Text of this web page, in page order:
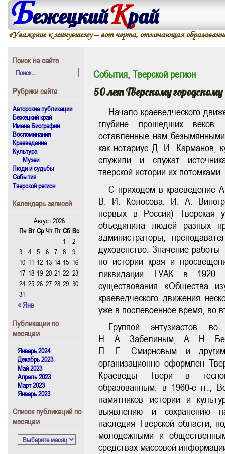
БежецкийКрай
«Уважение к минувшему – вот черта, отличающая
Поиск на сайте
Рубрики сайта
Авторские публикации
Бежецкий край
Имена Биографии
Воспоминания
Краеведение
Культура
Музеи
Люди и судьбы
События
Тверской регион
Календарь записей
Август 2026
Пн Вт Ср Чт Пт Сб Вс
1
2
3
4 5 6 7 8
9
10 11 12 13 14 15 16
17 18 19 20 21 22 23
24 25 26 27 28 29 30
31
« Янв
Публикации по
месяцам
Январь 2024
Декабрь 2023
Май 2023
Апрель 2023
Март 2023
Январь 2023
Cписок публикаций по
месяцам
События,Тверской регион
50 лет Тверскому
Начало краеведческого
глубине прошедших веков.
оставленные нам
как нотариус Д. И. Карманов,
служили и служат
тверской истории их потомками.
С приходом в краеведение
В. И. Колосова, И. А.
первых в России) Тверская
объединила людей разных
администраторы,
духовенство. Значение
по истории края и
ликвидации ТУАК в 1920
существования «Общества
краеведческого движения
уже в послевоенное время, во
Группой
Н. А. Забелиным, А. Н.
П. Г. Смирновым и
организационно оформлен
Краеведы Твери в
образованным, в 1960-е гг.,
памятников истории и
выявлению и сохранению
наследия Тверской области;
молодежными и
средствах массовой